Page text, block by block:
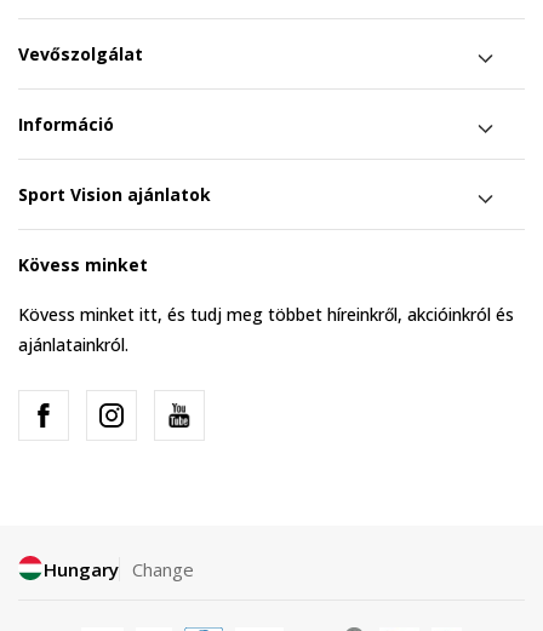
Vevőszolgálat
Információ
Sport Vision ajánlatok
Kövess minket
Kövess minket itt, és tudj meg többet híreinkről, akcióinkról és
ajánlatainkról.
Hungary Change